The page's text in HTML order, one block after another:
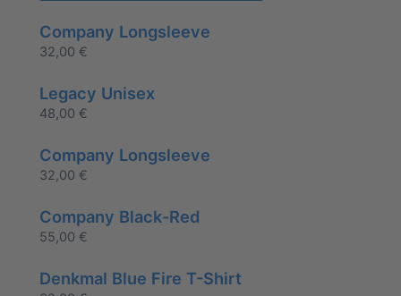
Company Longsleeve
32,00 €
Legacy Unisex
48,00 €
Company Longsleeve
32,00 €
Company Black-Red
55,00 €
Denkmal Blue Fire T-Shirt